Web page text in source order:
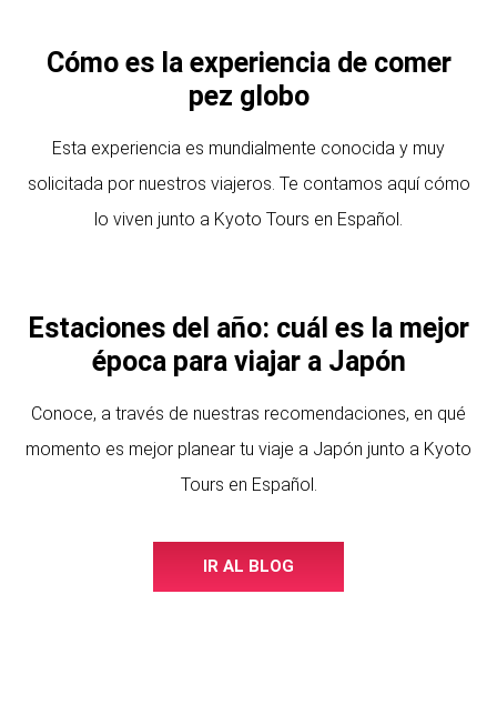
Cómo es la experiencia de comer
pez globo
Esta experiencia es mundialmente conocida y muy
solicitada por nuestros viajeros. Te contamos aquí cómo
lo viven junto a Kyoto Tours en Español.
Estaciones del año: cuál es la mejor
época para viajar a Japón
Conoce, a través de nuestras recomendaciones, en qué
momento es mejor planear tu viaje a Japón junto a Kyoto
Tours en Español.
IR AL BLOG